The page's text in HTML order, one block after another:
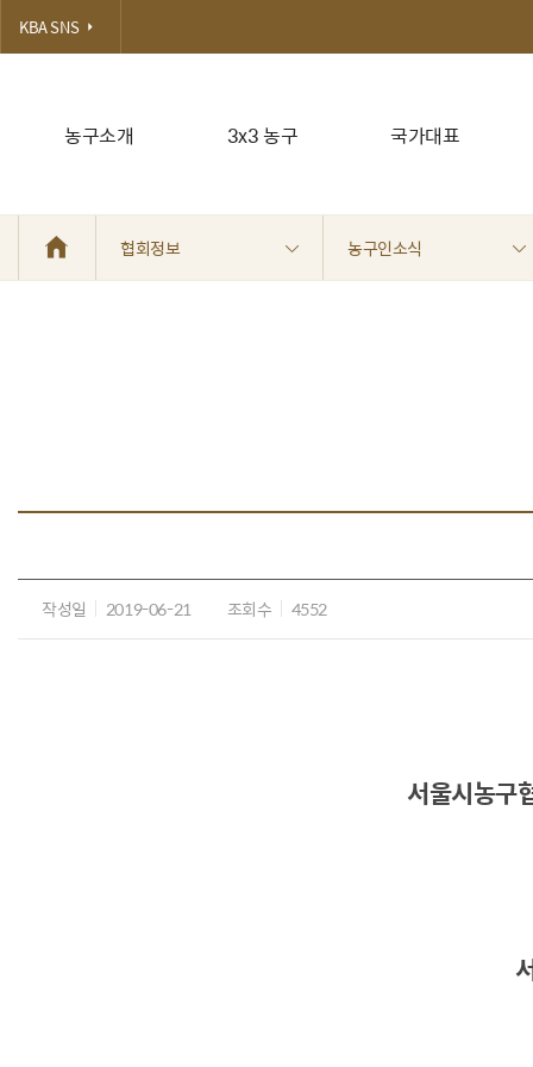
농구소개 3x3 농구 국가대표
KBA SNS
협회정보 농구인소식
작성일 2019-06-21 조회수 4552
서울시농구